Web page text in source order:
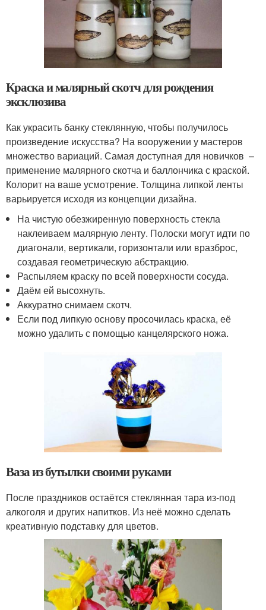
Краска и малярный скотч для рождения
эксклюзива
Как украсить банку стеклянную, чтобы получилось
произведение искусства? На вооружении у мастеров
множество вариаций. Самая доступная для новичков –
применение малярного скотча и баллончика с краской.
Колорит на ваше усмотрение. Толщина липкой ленты
варьируется исходя из концепции дизайна.
На чистую обезжиренную поверхность стекла
наклеиваем малярную ленту. Полоски могут идти по
диагонали, вертикали, горизонтали или вразброс,
создавая геометрическую абстракцию.
Распыляем краску по всей поверхности сосуда.
Даём ей высохнуть.
Аккуратно снимаем скотч.
Если под липкую основу просочилась краска, её
можно удалить с помощью канцелярского ножа.
Ваза из бутылки своими руками
После праздников остаётся стеклянная тара из-под
алкоголя и других напитков. Из неё можно сделать
креативную подставку для цветов.